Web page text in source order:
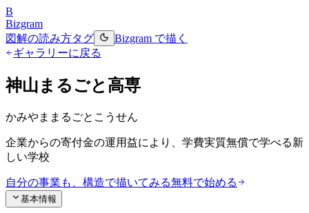
B
Bizgram
図解の読み方タグ
Bizgram で描く
ギャラリーに戻る
神山まるごと高専
かみやままるごとこうせん
企業からの寄付金の運用益により、学費実質無償で学べる新
しい学校
自分の事業も、構造で描いてみる無料で始める
基本情報